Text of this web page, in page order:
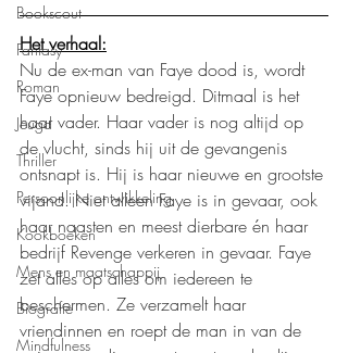
Bookscout
Fantasy
Roman
Jeugd
Thriller
Persoonlijke ontwikkeling
Kookboeken
Mens en maatschappij
Biografie
Mindfulness
Het verhaal:
Nu de ex-man van Faye dood is, wordt
Faye opnieuw bedreigd. Ditmaal is het
haar vader. Haar vader is nog altijd op
de vlucht, sinds hij uit de gevangenis
ontsnapt is. Hij is haar nieuwe en grootste
vijand. Niet alleen Faye is in gevaar, ook
haar naasten en meest dierbare én haar
bedrijf Revenge verkeren in gevaar. Faye
zet alles op alles om iedereen te
beschermen. Ze verzamelt haar
vriendinnen en roept de man in van de